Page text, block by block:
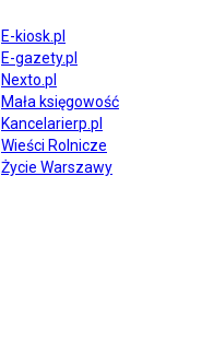
E-kiosk.pl
E-gazety.pl
Nexto.pl
Mała księgowość
Kancelarierp.pl
Wieści Rolnicze
Życie Warszawy